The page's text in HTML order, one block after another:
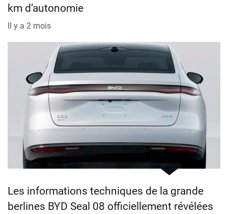
km d’autonomie
Il y a 2 mois
Les informations techniques de la grande
berlines BYD Seal 08 officiellement révélées